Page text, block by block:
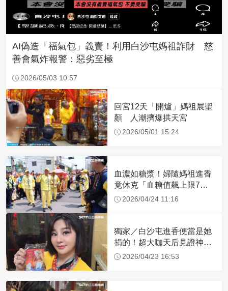
AI偽造「福氣包」義賣！利用白沙屯媽祖詐財 慈
善會氣炸報警：惡劣至極
2026/05/03 10:57
回宮12天「開爐」媽祖展聖
顏 人潮擠爆拱天宮
2026/05/01 15:24
血濃如糖漿！婦隨媽祖進香
竟休克「血糖值飆上限7
倍」 醫曝原因
2026/04/24 11:16
獨家／白沙屯進香便當是她
捐的！超大咖天后見證神
蹟 一靠近媽祖就爆哭
2026/04/23 16:53